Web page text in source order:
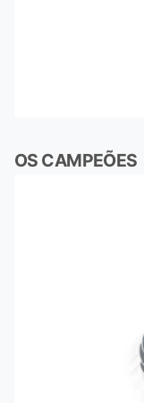
OS CAMPEÕES